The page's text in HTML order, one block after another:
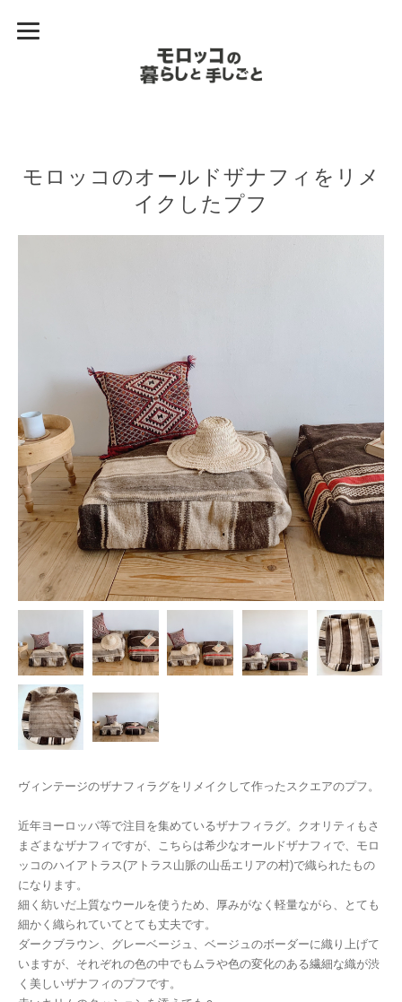
モロッコのオールドザナフィをリメ
イクしたプフ
ヴィンテージのザナフィラグをリメイクして作ったスクエアのプフ。
近年ヨーロッパ等で注目を集めているザナフィラグ。クオリティもさ
まざまなザナフィですが、こちらは希少なオールドザナフィで、モロ
ッコのハイアトラス(アトラス山脈の山岳エリアの村)で織られたもの
になります。
細く紡いだ上質なウールを使うため、厚みがなく軽量ながら、とても
細かく織られていてとても丈夫です。
ダークブラウン、グレーベージュ、ベージュのボーダーに織り上げて
いますが、それぞれの色の中でもムラや色の変化のある繊細な織が渋
く美しいザナフィのプフです。